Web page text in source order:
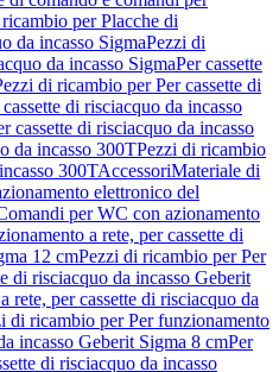
per Placche di
da incasso SigmaPezzi di
da incasso SigmaPer cassette
di ricambio per Per cassette di
cassette di risciacquo da incasso
cassette di risciacquo da incasso
da incasso 300TPezzi di ricambio
300TAccessoriMateriale di
elettronico del
per WC con azionamento
a rete, per cassette di
12 cmPezzi di ricambio per Per
di risciacquo da incasso Geberit
rete, per cassette di risciacquo da
di ricambio per Per funzionamento
incasso Geberit Sigma 8 cmPer
di risciacquo da incasso